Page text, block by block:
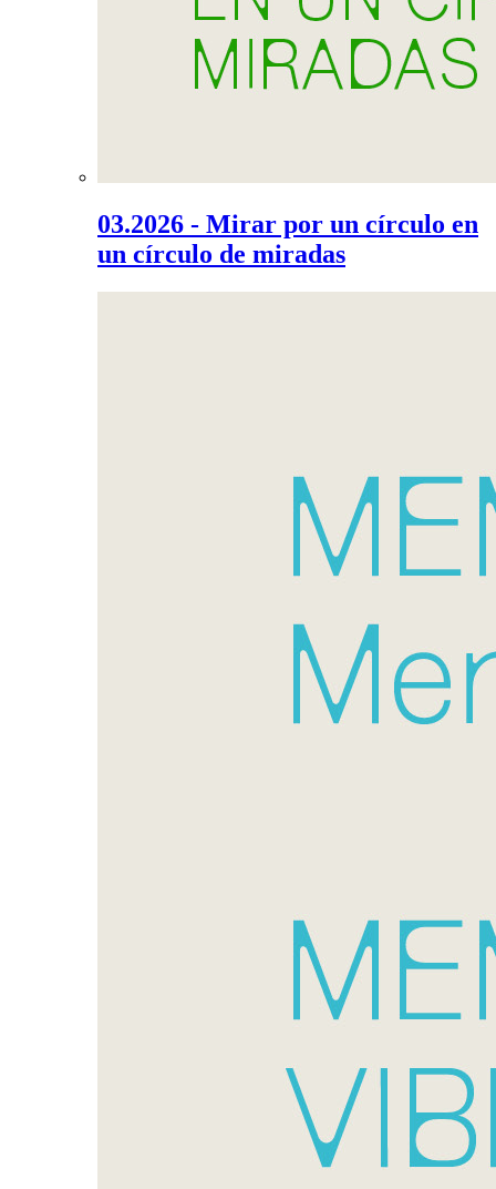
03.2026 - Mirar por un círculo en
un círculo de miradas